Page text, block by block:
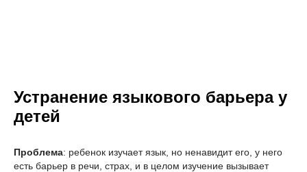
Устранение языкового барьера у
детей
Проблема: ребенок изучает язык, но ненавидит его, у него
есть барьер в речи, страх, и в целом изучение вызывает